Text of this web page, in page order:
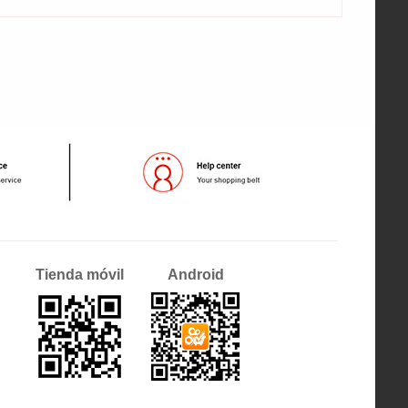
Tienda móvil Android